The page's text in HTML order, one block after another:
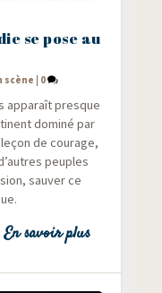
se pose au
scène | 0
appa­raît presque
domi­né par
de cou­rage,
peuples
sau­ver ce
En savoir plus